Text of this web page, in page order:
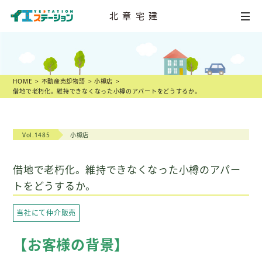
北章宅建
不動産売却相談
スタッフ紹介
不動産 売却物語
不動産市況
不動産売却のヒント
スタッフブログ
HOME 不動産売却物語
小樽店
借地で老朽化。維持できなくなった小樽のアパートをどうするか。
Vol.1485 小樽店
借地で老朽化。維持できなくなった小樽のアパー
トをどうするか。
当社にて仲介販売
【お客様の背景】